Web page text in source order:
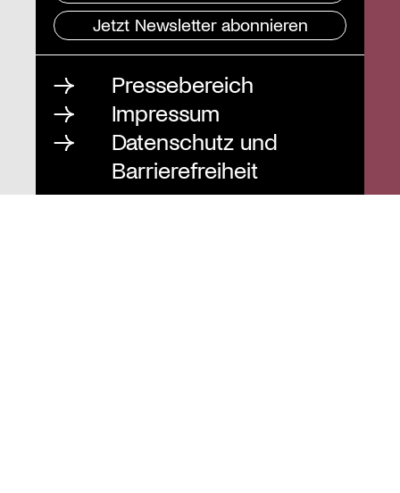
Jetzt Newsletter abonnieren
Pressebereich
Impressum
Datenschutz und
Barrierefreiheit